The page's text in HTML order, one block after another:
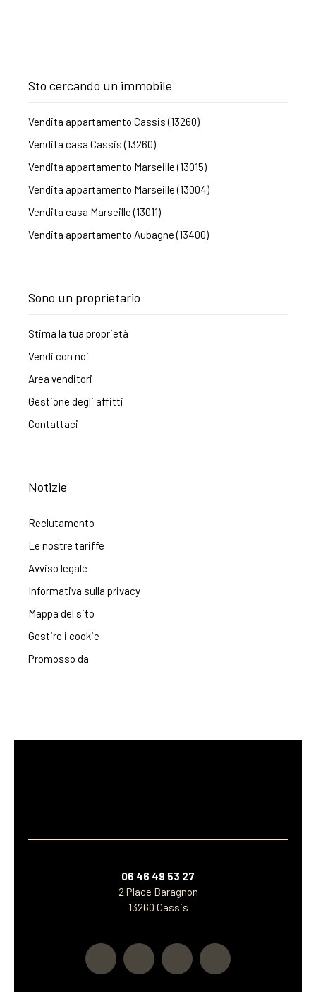
Sto cercando un immobile
Vendita appartamento Cassis (13260)
Vendita casa Cassis (13260)
Vendita appartamento Marseille (13015)
Vendita appartamento Marseille (13004)
Vendita casa Marseille (13011)
Vendita appartamento Aubagne (13400)
Sono un proprietario
Stima la tua proprietà
Vendi con noi
Area venditori
Gestione degli affitti
Contattaci
Notizie
Reclutamento
Le nostre tariffe
Avviso legale
Informativa sulla privacy
Mappa del sito
Gestire i cookie
Promosso da
06 46 49 53 27
2 Place Baragnon
13260 Cassis